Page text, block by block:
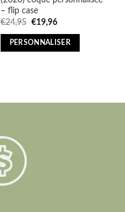
– flip case
€24,95 Original
was:
€24,95.
€19,96Current
is:
€19,96.
PERSONNALISER